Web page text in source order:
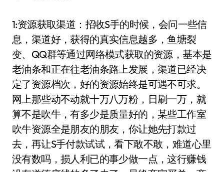
1:资源获取渠道：招收S手的时候，会问一些信
息，渠道好，获得的真实信息越多，鱼塘裂
变、QQ群等通过网络模式获取的资源，基本是
老油条和正在往老油条路上发展，渠道已经决
定了资源档次，好的资源始终是可遇不可求。
网上那些动不动就十万八万粉，日刷一万，就
算不是吹牛，有多少是质量好的，某些工作室
吹牛资源全是朋友的朋友，你让她先打款过
去，再让S手付款试试，看下敢不敢，难道心里
没有数吗，损人利已的事少做一点，这行赚钱